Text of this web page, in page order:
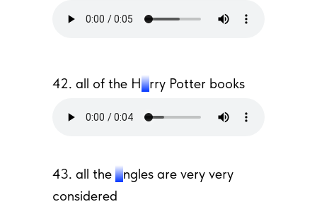
42. all of the Harry Potter books
43. all the angles are very very
considered